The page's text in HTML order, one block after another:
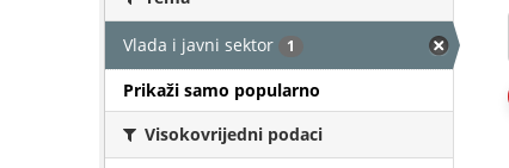
Vlada i javni sektor 1
Prikaži samo popularno
Visokovrijedni podaci